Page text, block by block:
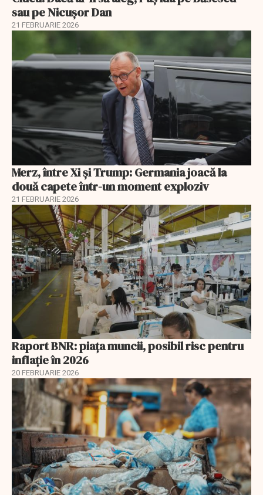
sau pe Nicușor Dan
21 FEBRUARIE 2026
Merz, între Xi și Trump: Germania joacă la
două capete într-un moment exploziv
21 FEBRUARIE 2026
Raport BNR: piața muncii, posibil risc pentru
inflație în 2026
20 FEBRUARIE 2026